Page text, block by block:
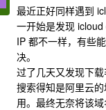
最近正好同样遇到
一开始是发现
IP 都不一样，有些
决。
过了几天又发现下
搜索得知是阿里云
用。最终无奈将该